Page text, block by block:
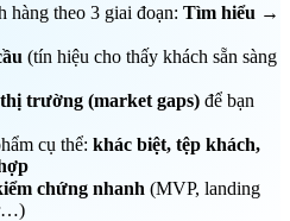
hàng theo 3 giai đoạn: Tìm hiểu →
(tín hiệu cho thấy khách sẵn sàng
trường (market gaps) để bạn
cụ thể: khác biệt, tệp khách,
chứng nhanh (MVP, landing